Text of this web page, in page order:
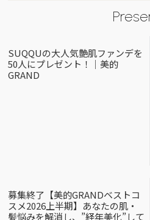
SUQQUの大人気艶肌ファンデを
50人にプレゼント！｜美的
GRAND
募集終了【美的GRANDベストコ
スメ2026上半期】あなたの肌・
髪悩みを解消し、”経年美化”して